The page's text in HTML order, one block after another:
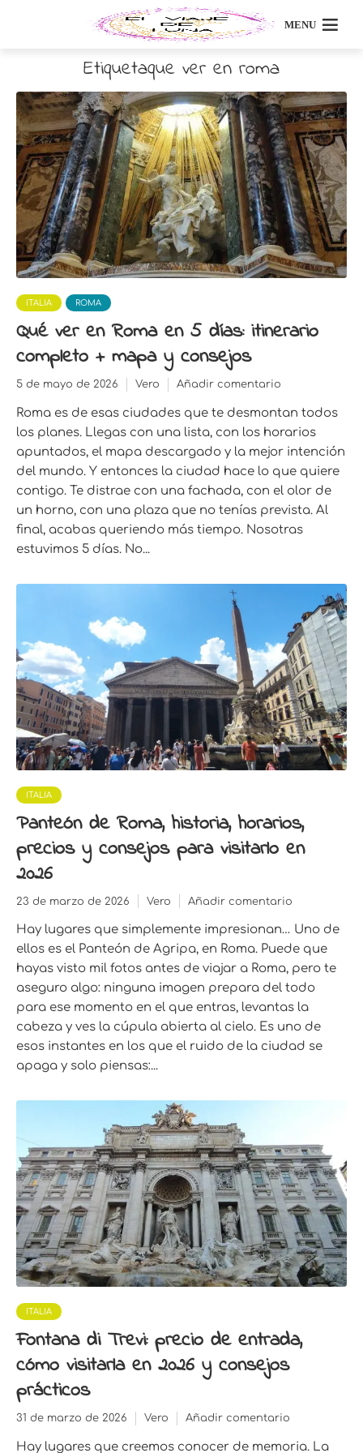
MENU
Etiquetaque ver en roma
ITALIA ROMA
Qué ver en Roma en 5 días: itinerario
completo + mapa y consejos
5 de mayo de 2026 Vero Añadir comentario
Roma es de esas ciudades que te desmontan todos
los planes. Llegas con una lista, con los horarios
apuntados, el mapa descargado y la mejor intención
del mundo. Y entonces la ciudad hace lo que quiere
contigo. Te distrae con una fachada, con el olor de
un horno, con una plaza que no tenías prevista. Al
final, acabas queriendo más tiempo. Nosotras
estuvimos 5 días. No...
ITALIA
Panteón de Roma, historia, horarios,
precios y consejos para visitarlo en
2026
23 de marzo de 2026 Vero Añadir comentario
Hay lugares que simplemente impresionan… Uno de
ellos es el Panteón de Agripa, en Roma. Puede que
hayas visto mil fotos antes de viajar a Roma, pero te
aseguro algo: ninguna imagen prepara del todo
para ese momento en el que entras, levantas la
cabeza y ves la cúpula abierta al cielo. Es uno de
esos instantes en los que el ruido de la ciudad se
apaga y solo piensas:...
ITALIA
Fontana di Trevi: precio de entrada,
cómo visitarla en 2026 y consejos
prácticos
31 de marzo de 2026 Vero Añadir comentario
Hay lugares que creemos conocer de memoria. La